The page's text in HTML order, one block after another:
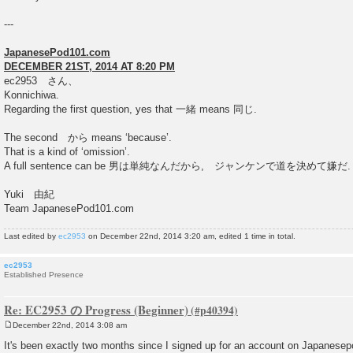
---
JapanesePod101.com
DECEMBER 21ST, 2014 AT 8:20 PM
ec2953 さん、
Konnichiwa.
Regarding the first question, yes that 一緒 means 同じ.
The second から means ‘because’.
That is a kind of ‘omission’.
A full sentence can be 男は単純なんだから, ジャンケンで道を決めて嫌だ.
Yuki 由紀
Team JapanesePod101.com
Last edited by ec2953 on December 22nd, 2014 3:20 am, edited 1 time in total.
ec2953
Established Presence
Re: EC2953 の Progress (Beginner)
s
December 22nd, 2014 3:08 am
It's been exactly two months since I signed up for an account on